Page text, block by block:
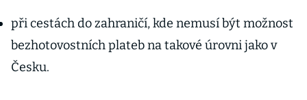
při cestách do zahraničí, kde nemusí být možnost
bezhotovostních plateb na takové úrovni jako v
Česku.